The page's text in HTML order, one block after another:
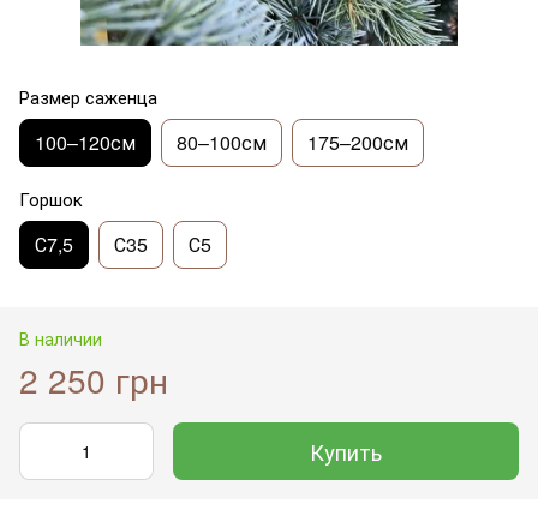
Размер саженца
100–120см 80–100см 175–200см
Горшок
С7,5 С35 С5
В наличии
2 250 грн
Купить